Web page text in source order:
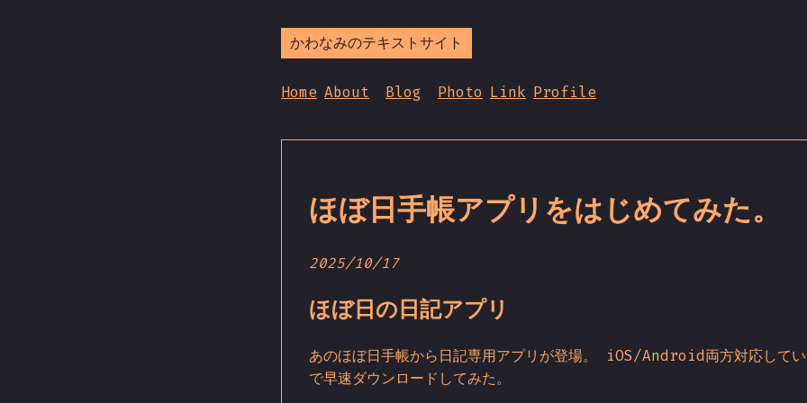
かわなみのテキストサイト
Home About Blog Photo Link Profile
ほぼ日手帳アプリをはじめてみた。
2025/10/17
ほぼ日の日記アプリ
あのほぼ日手帳から日記専用アプリが登場。 iOS/Android両方対応してい
で早速ダウンロードしてみた。